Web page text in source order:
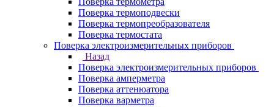
Поверка термоподвески
Поверка термопреобразователя
Поверка термостата
Поверка электроизмерительных приборов
Назад
Поверка электроизмерительных приборов
Поверка амперметра
Поверка аттенюатора
Поверка варметра